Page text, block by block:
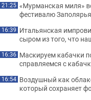
21:25 «Мурманская миля»
фестивалю
16:39 Итальянская
сыром из того, что
16:36 Маскируем кабачки
справляемся с
16:54 Воздушный как
который сохраняет